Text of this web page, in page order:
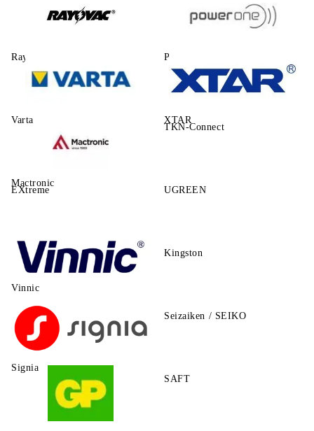
Rayovac Power One
Varta XTAR
Mactronic
TKN-Connect
EXtreme UGREEN
Vinnic
Kingston
Signia
Seizaiken / SEIKO
SAFT